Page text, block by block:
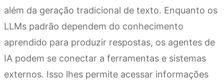
além da geração tradicional de texto. Enquanto os
LLMs padrão dependem do conhecimento
aprendido para produzir respostas, os agentes de
IA podem se conectar a ferramentas e sistemas
externos. Isso lhes permite acessar informações